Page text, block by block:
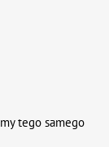
tego samego